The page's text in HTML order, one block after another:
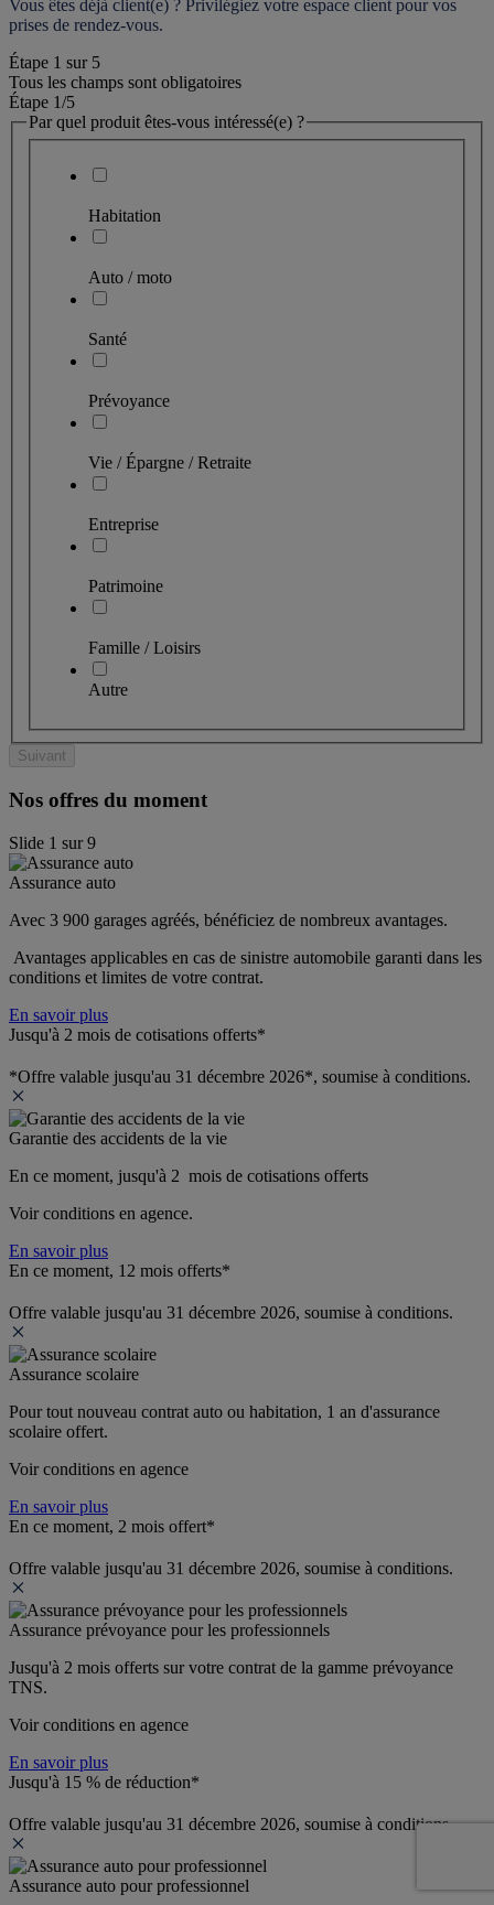
Vous êtes déjà client(e) ? Privilégiez votre espace client pour vos
prises de rendez-vous.
Étape 1 sur 5
Tous les champs sont obligatoires
Étape 1/5
Par quel produit êtes-vous intéressé(e) ?
Habitation
Auto / moto
Santé
Prévoyance
Vie / Épargne / Retraite
Entreprise
Patrimoine
Famille / Loisirs
Autre
Suivant
Nos offres du moment
Slide 1 sur9
Assurance auto
Avec 3 900 garages agréés, bénéficiez de nombreux avantages.
Avantages applicables en cas de sinistre automobile garanti dans les
conditions et limites de votre contrat.
En savoir plus
Jusqu'à 2 mois de cotisations offerts*
*Offre valable jusqu'au 31 décembre 2026*, soumise à conditions.
Garantie des accidents de la vie
En ce moment, jusqu'à 2  mois de cotisations offerts
Voir conditions en agence.
En savoir plus
En ce moment, 12 mois offerts*
Offre valable jusqu'au 31 décembre 2026, soumise à conditions.
Assurance scolaire
Pour tout nouveau contrat auto ou habitation, 1 an d'assurance
scolaire offert.
Voir conditions en agence
En savoir plus
En ce moment, 2 mois offert*
Offre valable jusqu'au 31 décembre 2026, soumise à conditions.
Assurance prévoyance pour les professionnels
Jusqu'à 2 mois offerts sur votre contrat de la gamme prévoyance
TNS.
Voir conditions en agence
En savoir plus
Jusqu'à 15 % de réduction*
Offre valable jusqu'au 31 décembre 2026, soumise à conditions.
Assurance auto pour professionnel